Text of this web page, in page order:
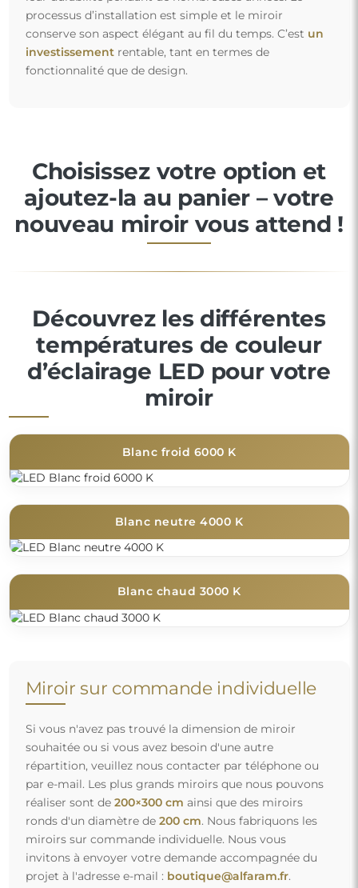
processus d’installation est simple et le miroir
conserve son aspect élégant au fil du temps. C’est un
investissementrentable, tant en termes de
fonctionnalité que de design.
Choisissez votre option et
ajoutez-la au panier – votre
nouveau miroir vous attend !
Découvrez les différentes
températures de couleur
d’éclairage LED pour votre
miroir
Blanc froid 6000 K
Blanc neutre 4000 K
Blanc chaud 3000 K
Miroir sur commande individuelle
Si vous n'avez pas trouvé la dimension de miroir
souhaitée ou si vous avez besoin d'une autre
répartition, veuillez nous contacter par téléphone ou
par e-mail. Les plus grands miroirs que nous pouvons
réaliser sont de 200×300 cm ainsi que des miroirs
ronds d'un diamètre de 200 cm. Nous fabriquons les
miroirs sur commande individuelle. Nous vous
invitons à envoyer votre demande accompagnée du
projet à l'adresse e-mail : boutique@alfaram.fr.